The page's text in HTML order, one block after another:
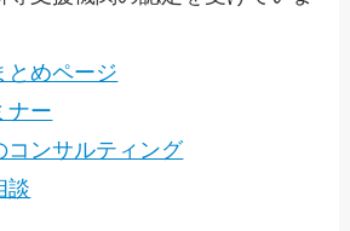
とめページ
ナー
コンサルティング
談